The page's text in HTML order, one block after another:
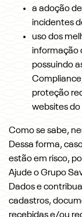
a adoção
incidentes
uso dos
informação
possuindo
proteção
websites do
Como se sabe,
Dessa forma,
estão em risco,
Ajude o Grupo
Dados e
cadastros,